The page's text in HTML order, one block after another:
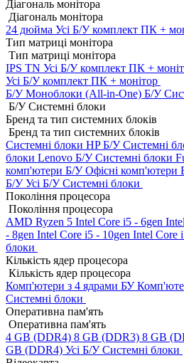
Діагональ монітора
Діагональ монітора
24 дюйма Усі Б/У комплект ПК +
Тип матриці монітора
Тип матриці монітора
IPS TN Усі Б/У комплект ПК +
Усі Б/У комплект ПК + монітор
Б/У Моноблоки (All-in-One) Б/У
Б/У Системні блоки
Бренд та тип системних блоків
Бренд та тип системних блоків
Системні блоки HP Б/УСистемні
блоки Lenovo Б/УСистемні блоки
комп'ютери Б/УОфісні комп'ютери
Б/УУсі Б/У Системні блоки
Покоління процесора
Покоління процесора
AMD Ryzen 5 Intel Core i5 - 6gen
- 8gen Intel Core i5 - 10gen Intel Core
блоки
Кількість ядер процесора
Кількість ядер процесора
Комп'ютери з 4 ядрами БУ
Системні блоки
Оперативна пам'ять
Оперативна пам'ять
4 GB (DDR4) 8 GB (DDR3) 8 GB
GB (DDR4) Усі Б/У Системні блоки